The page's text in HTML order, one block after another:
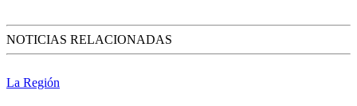
NOTICIAS RELACIONADAS
La Región